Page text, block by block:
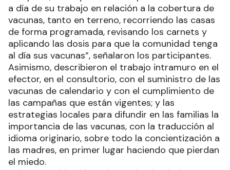
a día de su trabajo en relación a la cobertura de
vacunas, tanto en terreno, recorriendo las casas
de forma programada, revisando los carnets y
aplicando las dosis para que la comunidad tenga
al día sus vacunas”, señalaron los participantes.
Asimismo, describieron el trabajo intramuro en el
efector, en el consultorio, con el suministro de las
vacunas de calendario y con el cumplimiento de
las campañas que están vigentes; y las
estrategias locales para difundir en las familias la
importancia de las vacunas, con la traducción al
idioma originario, sobre todo la concientización a
las madres, en primer lugar haciendo que pierdan
el miedo.